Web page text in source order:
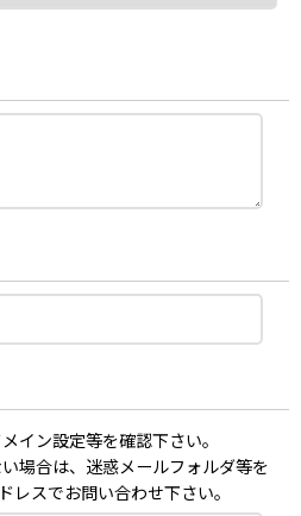
イン設定等を確認下さい。
場合は、迷惑メールフォルダ等を
レスでお問い合わせ下さい。